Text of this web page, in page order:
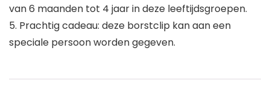
van 6 maanden tot 4 jaar in deze leeftijdsgroepen.
5. Prachtig cadeau: deze borstclip kan aan een
speciale persoon worden gegeven.